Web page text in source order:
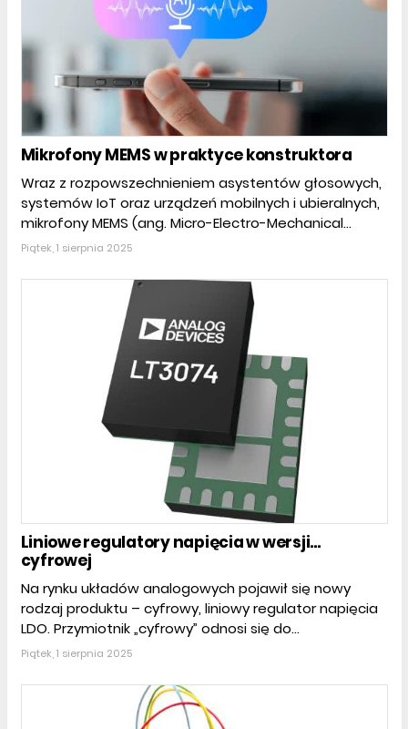
Mikrofony MEMS w praktyce konstruktora
Wraz z rozpowszechnieniem asystentów głosowych,
systemów IoT oraz urządzeń mobilnych i ubieralnych,
mikrofony MEMS (ang. Micro-Electro-Mechanical...
Piątek, 1 sierpnia 2025
Liniowe regulatory napięcia w wersji...
cyfrowej
Na rynku układów analogowych pojawił się nowy
rodzaj produktu – cyfrowy, liniowy regulator napięcia
LDO. Przymiotnik „cyfrowy” odnosi się do...
Piątek, 1 sierpnia 2025